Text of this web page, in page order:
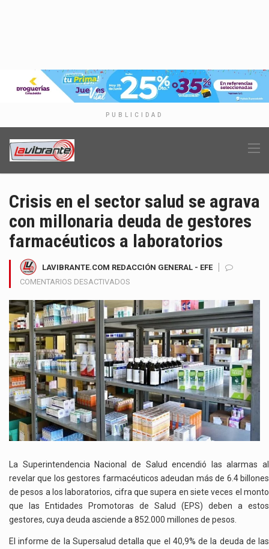
PUBLICIDAD
Crisis en el sector salud se agrava
con millonaria deuda de gestores
farmacéuticos a laboratorios
LAVIBRANTE.COM REDACCIÓN GENERAL - EFE
COMENTARIOS DESACTIVADOS
EN
EL
SECTOR
SALUD
SE
AGRAVA
CON
MILLONARIA
DEUDA
DE
GESTORES
LABORATORIOS
La Superintendencia Nacional de Salud encendió las alarmas al
revelar que los gestores farmacéuticos adeudan más de 6.4 billones
de pesos a los laboratorios, cifra que supera en siete veces el monto
que las Entidades Promotoras de Salud (EPS) deben a estos
gestores, cuya deuda asciende a 852.000 millones de pesos.
El informe de la Supersalud detalla que el 40,9% de la deuda de las